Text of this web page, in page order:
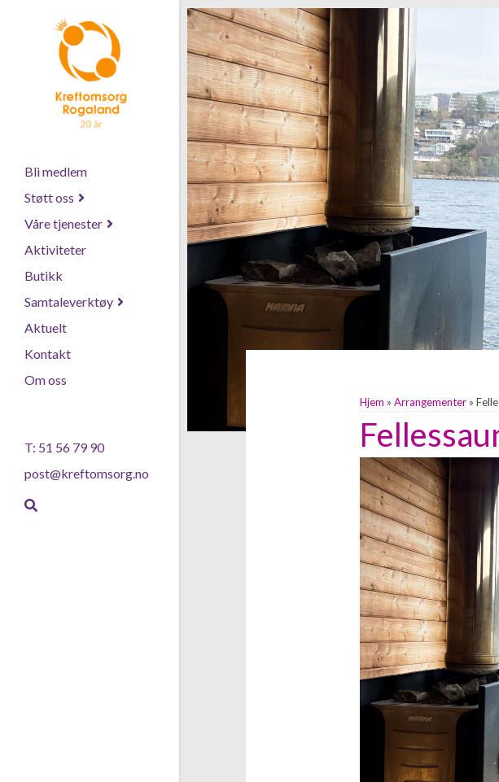
Bli medlem
Støtt oss
Våre tjenester
Aktiviteter
Butikk
Samtaleverktøy
Aktuelt
Kontakt
Om oss
T: 51 56 79 90
post@kreftomsorg.no
Hjem » Arrangementer »